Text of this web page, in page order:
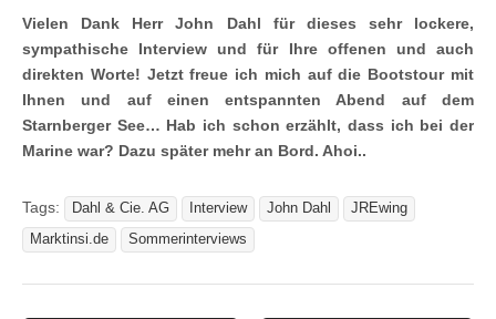
Vielen Dank Herr John Dahl für dieses sehr lockere,
sympathische Interview und für Ihre offenen und auch
direkten Worte! Jetzt freue ich mich auf die Bootstour mit
Ihnen und auf einen entspannten Abend auf dem
Starnberger See… Hab ich schon erzählt, dass ich bei der
Marine war? Dazu später mehr an Bord. Ahoi..
Tags: Dahl & Cie. AG Interview John Dahl
JREwing
Marktinsi.de
Sommerinterviews